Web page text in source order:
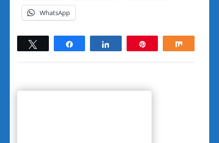
WhatsApp
Tweetez Partagez Partagez